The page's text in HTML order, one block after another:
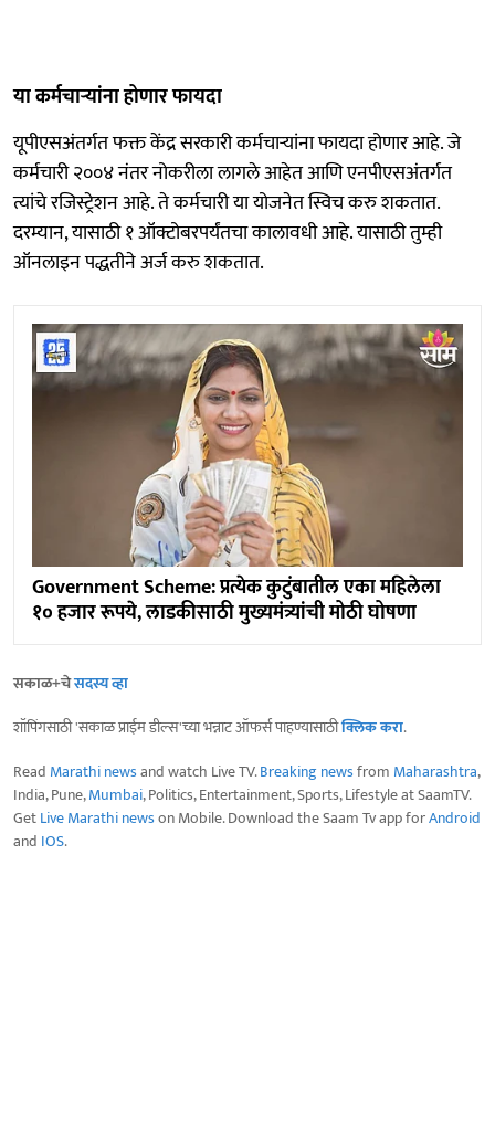
या कर्मचाऱ्यांना होणार फायदा
यूपीएसअंतर्गत फक्त केंद्र सरकारी कर्मचाऱ्यांना फायदा होणार आहे. जे
कर्मचारी २००४ नंतर नोकरीला लागले आहेत आणि एनपीएसअंतर्गत
त्यांचे रजिस्ट्रेशन आहे. ते कर्मचारी या योजनेत स्विच करु शकतात.
दरम्यान, यासाठी १ ऑक्टोबरपर्यंतचा कालावधी आहे. यासाठी तुम्ही
ऑनलाइन पद्धतीने अर्ज करु शकतात.
Government Scheme: प्रत्येक कुटुंबातील एका महिलेला
१० हजार रूपये, लाडकीसाठी मुख्यमंत्र्यांची मोठी घोषणा
सकाळ+चेसदस्य व्हा
शॉपिंगसाठी 'सकाळ प्राईम डील्स'च्या भन्नाट ऑफर्स पाहण्यासाठीक्लिक करा.
Read Marathi newsand watch Live TV.Breaking newsfrom Maharashtra,
India, Pune,Mumbai, Politics, Entertainment, Sports, Lifestyle at SaamTV.
GetLive Marathi newson Mobile. Download the Saam Tv app forAndroid
and IOS.